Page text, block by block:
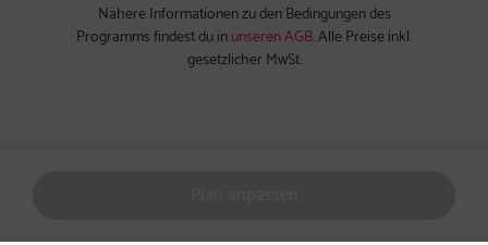
Nähere Informationen zu den Bedingungen des
Programms findest du inunseren AGB. Alle Preise inkl.
gesetzlicher MwSt.